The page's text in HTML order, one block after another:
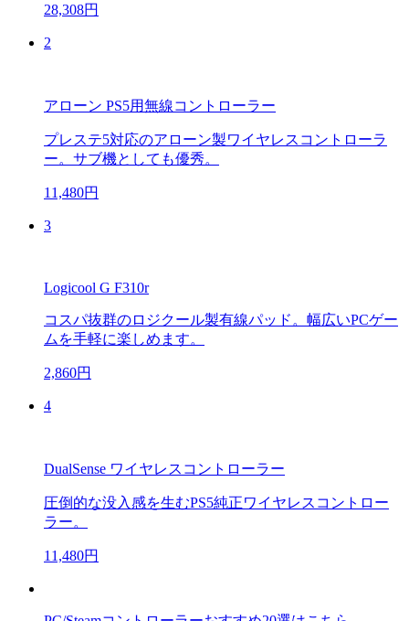
28,308円
2
アローン PS5用無線コントローラー
プレステ5対応のアローン製ワイヤレスコントローラ
ー。サブ機としても優秀。
11,480円
3
Logicool G F310r
コスパ抜群のロジクール製有線パッド。幅広いPCゲー
ムを手軽に楽しめます。
2,860円
4
DualSense ワイヤレスコントローラー
圧倒的な没入感を生むPS5純正ワイヤレスコントロー
ラー。
11,480円